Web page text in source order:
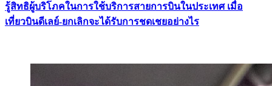
รู้สิทธิผู้บริโภคในการใช้บริการสายการบินในประเทศ เมื่อ
เที่ยวบินดีเลย์-ยกเลิกจะได้รับการชดเชยอย่างไร